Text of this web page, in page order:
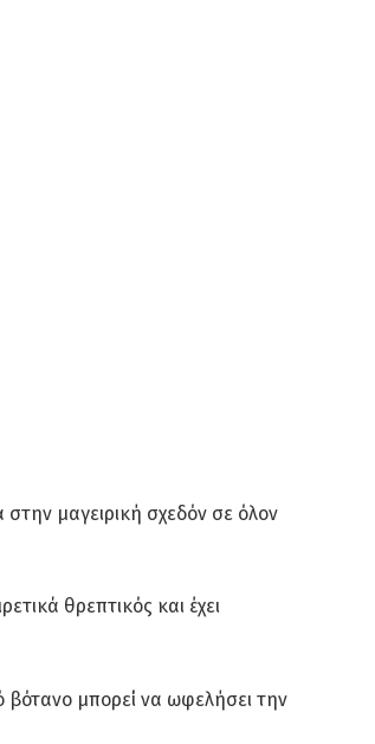
στην μαγειρική σχεδόν σε όλον
θρεπτικός και έχει
βότανο μπορεί να ωφελήσει την